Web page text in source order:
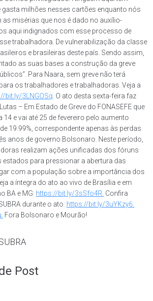
milhões nesses cartões enquanto nós
as misérias que nos é dado no auxílio-
aqui indignados com esse processo de
trabalhadora. De vulnerabilização da classe
e brasileiras deste país. Sendo assim,
as suas bases a construção da greve
Para Naara, sem greve não terá
os trabalhadores e trabalhadoras. Veja a
bit.ly/3LNGOSq . O ato desta sexta-feira faz
– Em Estado de Greve do FONASEFE que
14 e vai até 25 de fevereiro pelo aumento
19.99%, correspondente apenas às perdas
anos de governo Bolsonaro. Neste período,
realizam ações unificadas dos fóruns
estados para pressionar a abertura das
com a população sobre a importância dos
a íntegra do ato ao vivo de Brasília e em
BA e MG: https://bit.ly/3sSfo4R. Confira
durante o ato: https://bit.ly/3uYKzy6.
Fora Bolsonaro e Mourão!
Post